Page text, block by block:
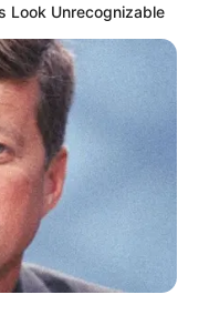
Look Unrecognizable